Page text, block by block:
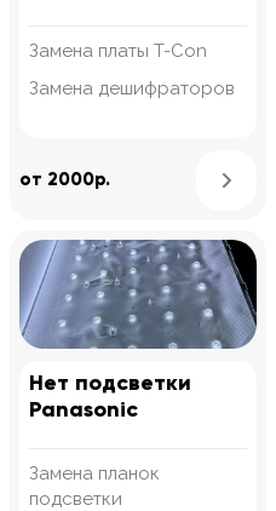
Замена платы T-Con
Замена дешифраторов
от 2000р.
Нет подсветки
Panasonic
Замена планок
подсветки